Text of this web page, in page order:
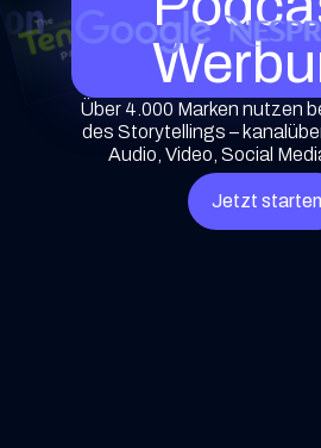
Über 4.000 Marken nutzen
des Storytellings –
Audio, Video, Social
Jetzt starten